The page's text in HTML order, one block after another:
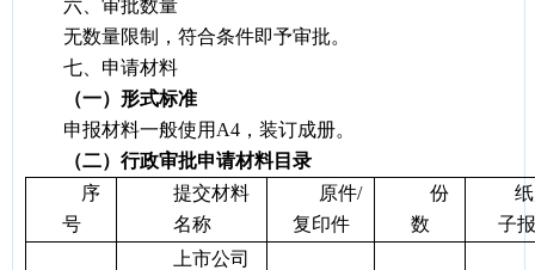
六、审批数量
无数量限制，符合条件即予审批。
七、申请材料
（一）形式标准
申报材料一般使用A4，装订成册。
（二）行政审批申请材料目录
序
号
提交材料
名称
原件/
复印件
份
数
子
上市公司